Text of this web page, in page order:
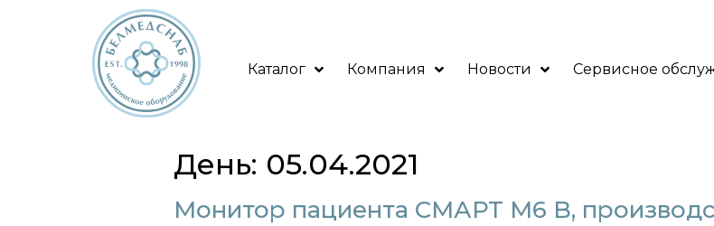
Каталог Компания Новости Сервисное
День: 05.04.2021
Монитор пациента СМАРТ М6 B,